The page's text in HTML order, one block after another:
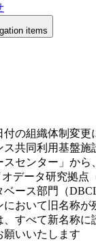
items
付の組織体制変
ス共同利用基盤施
スセンター」から
オデータ研究拠点
ベース部門（
において旧名称が
、すべて新名称に
願いいたします